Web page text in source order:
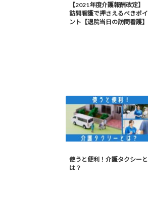
【2021年度介護報酬改定】
訪問看護で押さえるべきポイ
ント【退院当日の訪問看護】
使うと便利！介護タクシーと
は？